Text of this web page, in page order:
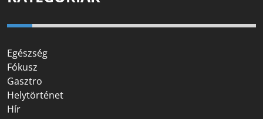
Egészség
Fókusz
Gasztro
Helytörténet
Hír